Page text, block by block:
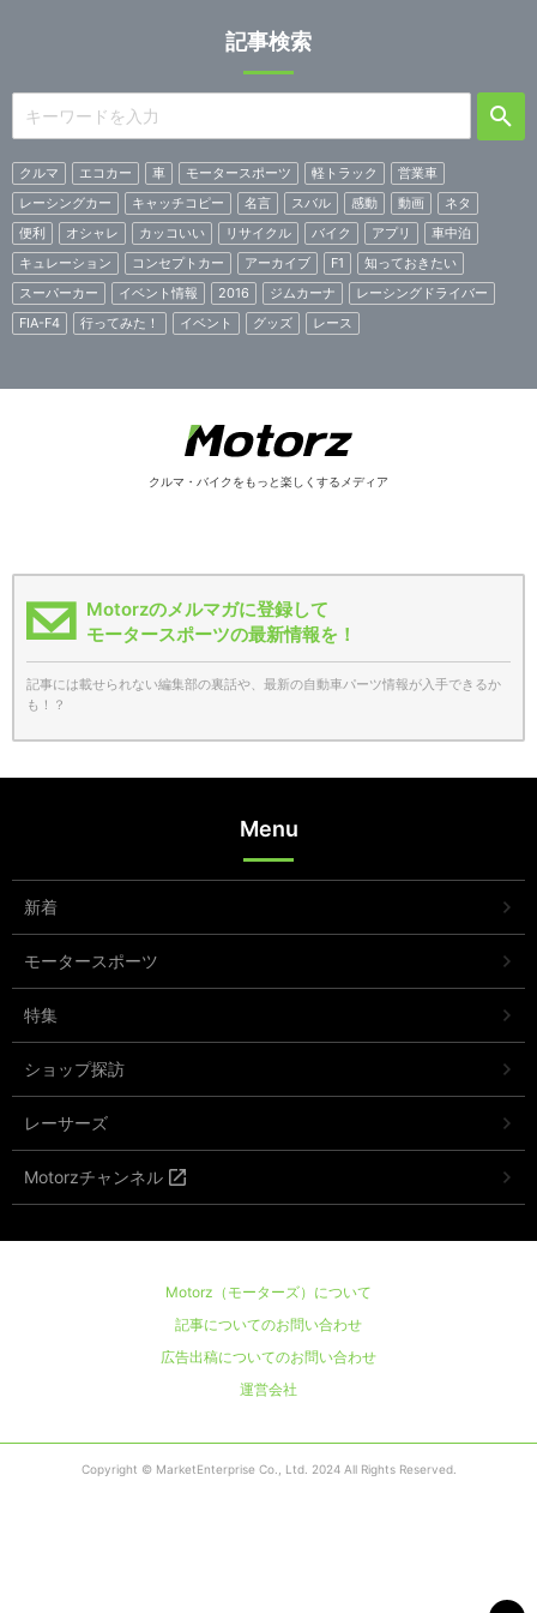
記事検索
クルマ エコカー 車 モータースポーツ 軽トラック
営業車
レーシングカー
キャッチコピー 名言 スバル 感動 動画
ネタ
便利
オシャレ カッコいい リサイクル バイク アプリ
車中泊
キュレーション
コンセプトカー アーカイブ F1
知っておきたい
スーパーカー
イベント情報 2016 ジムカーナ
レーシングドライバー
FIA-F4
行ってみた！ イベント グッズ レース
クルマ・バイクをもっと楽しくするメディア
Motorzのメルマガに登録して
モータースポーツの最新情報を！
記事には載せられない編集部の裏話や、最新の自動車パーツ情報が入手できるか
も！？
Menu
新着
モータースポーツ
特集
ショップ探訪
レーサーズ
Motorzチャンネル
Motorz（モーターズ）について
記事についてのお問い合わせ
広告出稿についてのお問い合わせ
運営会社
Copyright © MarketEnterprise Co., Ltd. 2024 All Rights Reserved.